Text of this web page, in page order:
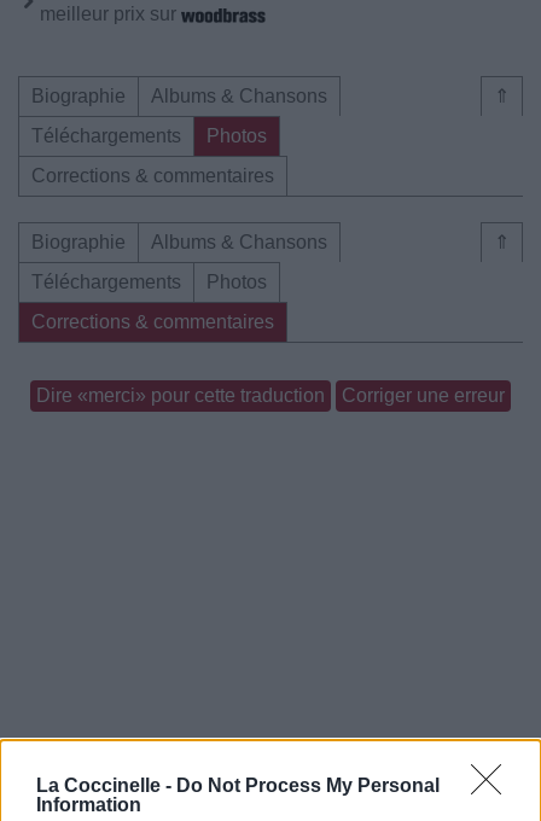
La Coccinelle - Do Not Process My Personal
Information
meilleur prix sur
⇑
Biographie
Albums & Chansons
Téléchargements
Photos
Corrections & commentaires
⇑
Biographie
Albums & Chansons
Téléchargements
Photos
Corrections & commentaires
Dire «merci» pour cette traduction Corriger une erreur